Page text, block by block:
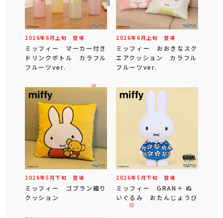
2026年6 月 上旬 登場
ミッフィー マーカー付き
ドリンクボトル カラフル
フルーツver.
2026年6 月 上旬 登場
ミッフィー おおきなスク
エアクッション カラフル
フルーツver.
2026年5 月下旬 登場
ミッフィー ゴブラン織り
クッション
2026年5 月下旬 登場
ミッフィー GRAN＋ ぬ
いぐるみ おたんじょうび